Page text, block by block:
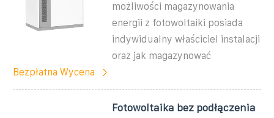
możliwości magazynowania
energii z fotowoltaiki posiada
indywidualny właściciel instalacji
oraz jak magazynować
Bezpłatna Wycena
Fotowoltaika bez podłączenia